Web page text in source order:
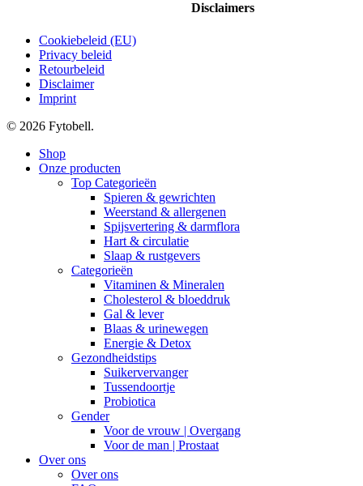
Disclaimers
Cookiebeleid (EU)
Privacy beleid
Retourbeleid
Disclaimer
Imprint
© 2026 Fytobell.
Close
Menu
Shop
Onze producten
Top Categorieën
Spieren & gewrichten
Weerstand & allergenen
Spijsvertering & darmflora
Hart & circulatie
Slaap & rustgevers
Categorieën
Vitaminen & Mineralen
Cholesterol & bloeddruk
Gal & lever
Blaas & urinewegen
Energie & Detox
Gezondheidstips
Suikervervanger
Tussendoortje
Probiotica
Gender
Voor de vrouw | Overgang
Voor de man | Prostaat
Over ons
Over ons